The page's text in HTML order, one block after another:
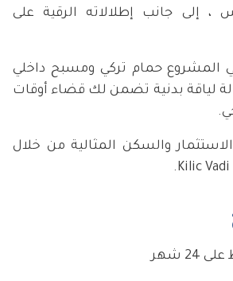
، إلى جانب إطلالاته الرقية على
المشروع حمام تركي ومسبح داخلي
لياقة بدنية تضمن لك قضاء أوقات
والسكن المثالية من خلال